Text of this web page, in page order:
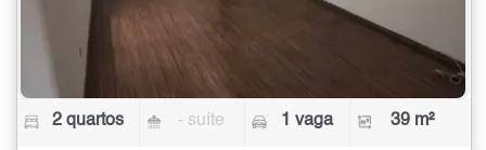
2 quartos - suíte 1 vaga 39 m²